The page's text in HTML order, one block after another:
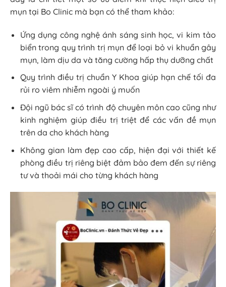
mụn tại Bo Clinic mà bạn có thể tham khảo:
Ứng dụng công nghệ ánh sáng sinh học, vi kim tảo
biển trong quy trình trị mụn để loại bỏ vi khuẩn gây
mụn, làm dịu da và tăng cường hấp thụ dưỡng chất
Quy trình điều trị chuẩn Y Khoa giúp hạn chế tối đa
rủi ro viêm nhiễm ngoài ý muốn
Đội ngũ bác sĩ có trình độ chuyên môn cao cũng như
kinh nghiệm giúp điều trị triệt để các vấn đề mụn
trên da cho khách hàng
Không gian làm đẹp cao cấp, hiện đại với thiết kế
phòng điều trị riêng biệt đảm bảo đem đến sự riêng
tư và thoải mái cho từng khách hàng